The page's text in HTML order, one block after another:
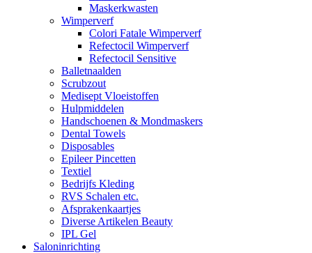
Maskerkwasten
Wimperverf
Colori Fatale Wimperverf
Refectocil Wimperverf
Refectocil Sensitive
Balletnaalden
Scrubzout
Medisept Vloeistoffen
Hulpmiddelen
Handschoenen & Mondmaskers
Dental Towels
Disposables
Epileer Pincetten
Textiel
Bedrijfs Kleding
RVS Schalen etc.
Afsprakenkaartjes
Diverse Artikelen Beauty
IPL Gel
Saloninrichting